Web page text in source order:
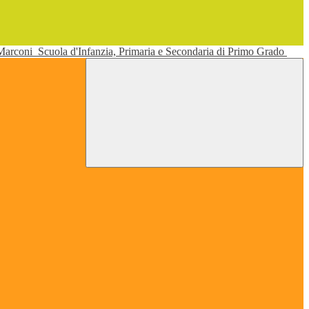
Scuola d'Infanzia, Primaria e Secondaria di Primo Grado